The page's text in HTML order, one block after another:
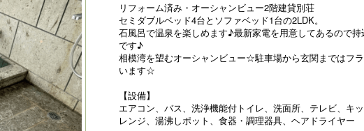
リフォーム済み・オーシャンビュー2階建貸別荘
セミダブルベッド4台とソファベッド1台の2LDK。
石風呂で温泉を楽しめます♪最新家電を用意してあるので
です♪
相模湾を望むオーシャンビュー☆駐車場から玄関まではフ
います☆
【設備】
エアコン、バス、洗浄機能付トイレ、洗面所、テレビ、キ
レンジ、湯沸しポット、食器・調理器具、ヘアドライヤー